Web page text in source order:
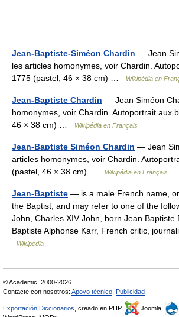
Jean-Baptiste-Siméon Chardin — Jean
les articles homonymes, voir Chardin.
1775 (pastel, 46 × 38 cm) …
Wikipédia en
Jean-Baptiste Chardin — Jean Siméon
homonymes, voir Chardin. Autoportrait aux
46 × 38 cm) …
Wikipédia en Français
Jean-Baptiste Siméon Chardin — Jean
articles homonymes, voir Chardin.
(pastel, 46 × 38 cm) …
Wikipédia en Français
Jean-Baptiste — is a male French name,
the Baptist, and may refer to one of the
John, Charles XIV John, born Jean Baptiste
Baptiste Alphonse Karr, French critic,
Wikipedia
© Academic, 2000-2026
Contacte con nosotros: Apoyo técnico Publicidad
Exportación Diccionarios , creado en PHP, Joomla,